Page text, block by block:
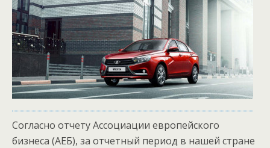
Согласно отчету Ассоциации европейского
бизнеса (АЕБ), за отчетный период в нашей стране